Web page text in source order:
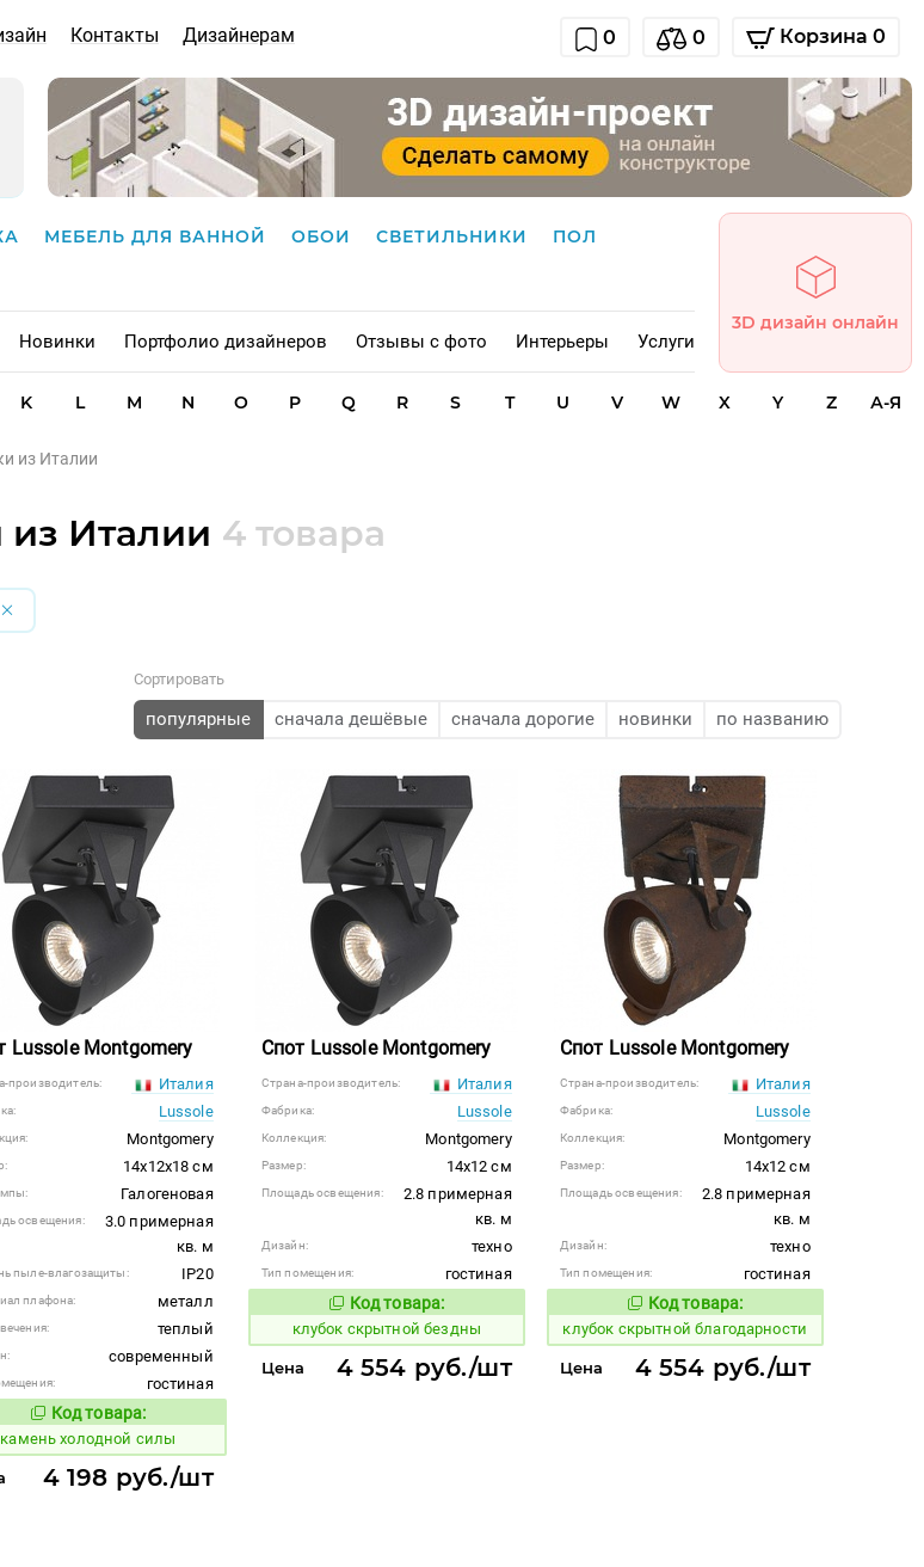
Контакты Дизайнерам 0 0 Корзина 0
МЕБЕЛЬ ДЛЯ ВАННОЙ ОБОИ СВЕТИЛЬНИКИ ПОЛ
Новинки Портфолио дизайнеров Отзывы с фото Интерьеры Услуги
3D дизайн онлайн
K L M N O P Q R S T U V W X Y Z А-Я
из Италии
из Италии 4 товара
Сортировать
популярные сначала дешёвые сначала дорогие новинки по названию
Lussole Montgomery
производитель: Италия
Lussole
Montgomery
14x12x18 см
Галогеновая
освещения:
3.0 примерная
кв. м
пыле-влагозащиты: IP20
плафона: металл
теплый
современный
гостиная
Код товара:
Код товара:
камень холодной силы
4 198 руб./шт
Спот Lussole Montgomery
Страна-производитель: Италия
Фабрика: Lussole
Коллекция: Montgomery
Размер: 14x12 см
Площадь освещения:
2.8 примерная
кв. м
Дизайн: техно
Тип помещения:
гостиная
Код товара:
667502 Код товара:
клубок скрытной бездны
Цена 4 554 руб./шт
Спот Lussole Montgomery
Страна-производитель: Италия
Фабрика: Lussole
Коллекция: Montgomery
Размер: 14x12 см
Площадь освещения:
2.8 примерная
кв. м
Дизайн: техно
Тип помещения:
гостиная
Код товара:
667503 Код товара:
клубок скрытной благодарности
Цена 4 554 руб./шт